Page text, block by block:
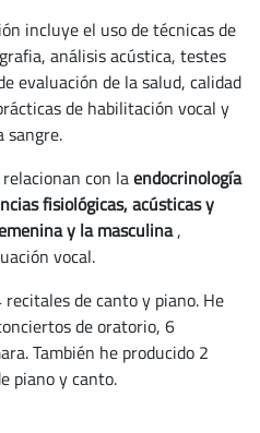
incluye el uso de técnicas de
análisis acústica, testes
evaluación de la salud, calidad
de habilitación vocal y
sangre.
con laendocrinología
fisiológicas, acústicas y
y la masculina,
vocal.
de canto y piano. He
de oratorio, 6
También he producido 2
piano y canto.